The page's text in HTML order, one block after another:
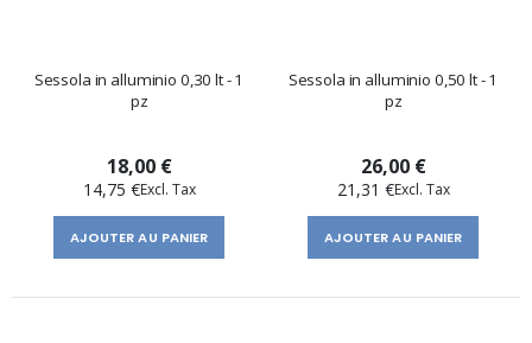
Sessola in alluminio 0,30 lt - 1
pz
18,00 €
14,75 €
AJOUTER AU PANIER
Sessola in alluminio 0,50 lt - 1
pz
26,00 €
21,31 €
AJOUTER AU PANIER